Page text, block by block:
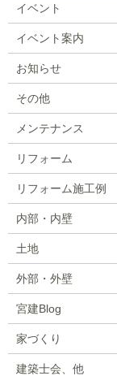
イベント
イベント案内
お知らせ
その他
メンテナンス
リフォーム
リフォーム施工例
内部・内壁
土地
外部・外壁
宮建Blog
家づくり
建築士会、他